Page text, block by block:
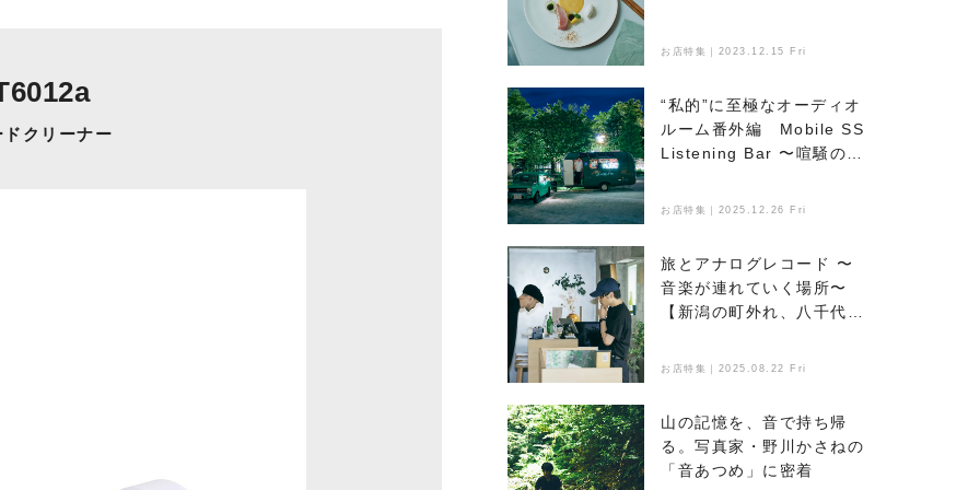
ドクリーナー
お店特集｜2023.12.15 Fri
“私的”に至極なオーディオ
ルーム番外編 Mobile SS
Listening Bar 〜喧騒のな
る、新たなオアシス〜
お店特集｜2025.12.26 Fri
旅とアナログレコード 〜
音楽が連れていく場所〜
【新潟の町外れ、八千代マ
お店特集｜2025.08.22 Fri
山の記憶を、音で持ち帰
る。写真家・野川かさねの
「音あつめ」に密着